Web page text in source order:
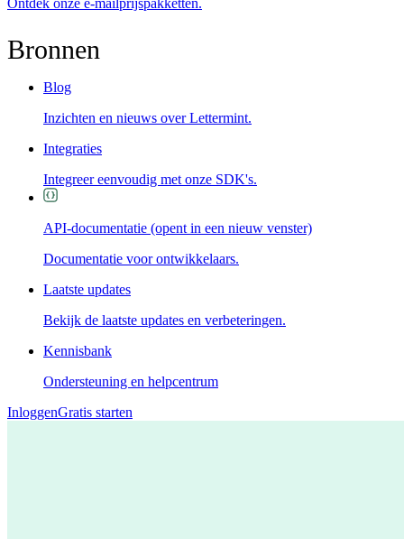
Bronnen
Blog
Inzichten en nieuws over Lettermint.
Integraties
Integreer eenvoudig met onze SDK's.
API-documentatie (opent in een nieuw venster)
Documentatie voor ontwikkelaars.
Laatste updates
Bekijk de laatste updates en verbeteringen.
Kennisbank
Ondersteuning en helpcentrum
InloggenGratis starten